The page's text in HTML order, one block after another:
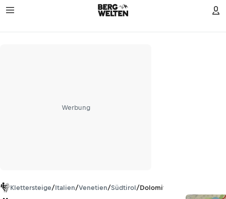
Werbung
Klettersteige/Italien/Venetien/Südtirol/Dolomiten